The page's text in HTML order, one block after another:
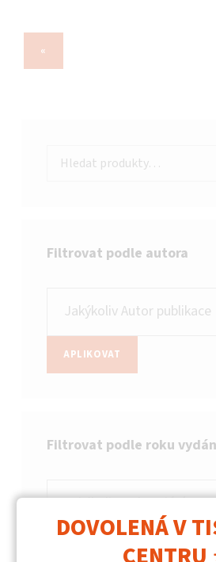
«
Hledat:
Filtrovat podle autora
APLIKOVAT
Filtrovat podle roku
DOVOLENÁ V